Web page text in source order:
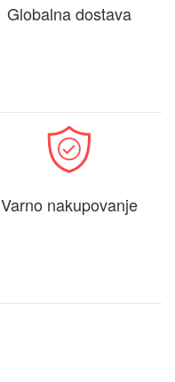
Globalna dostava
Varno nakupovanje